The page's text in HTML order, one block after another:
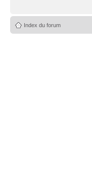
Index du forum